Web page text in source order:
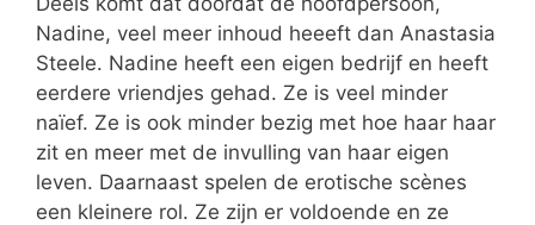
Nadine, veel meer inhoud heeeft dan Anastasia
Steele. Nadine heeft een eigen bedrijf en heeft
eerdere vriendjes gehad. Ze is veel minder
naïef. Ze is ook minder bezig met hoe haar haar
zit en meer met de invulling van haar eigen
leven. Daarnaast spelen de erotische scènes
een kleinere rol. Ze zijn er voldoende en ze